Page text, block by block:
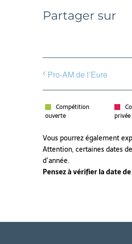
Partager sur
Pro-AM de l’Eure
Compétition
ouverte
privée
Vous pourrez également
Attention, certaines dates
d’année.
Pensez à vérifier la date